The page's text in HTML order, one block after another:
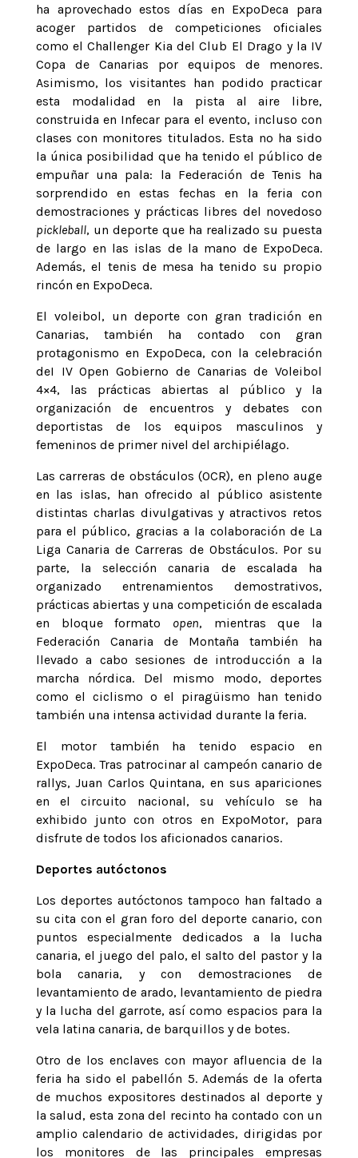
ha aprovechado estos días en ExpoDeca para
acoger partidos de competiciones oficiales
como el Challenger Kia del Club El Drago y la IV
Copa de Canarias por equipos de menores.
Asimismo, los visitantes han podido practicar
esta modalidad en la pista al aire libre,
construida en Infecar para el evento, incluso con
clases con monitores titulados. Esta no ha sido
la única posibilidad que ha tenido el público de
empuñar una pala: la Federación de Tenis ha
sorprendido en estas fechas en la feria con
demostraciones y prácticas libres del novedoso
pickleball, un deporte que ha realizado su puesta
de largo en las islas de la mano de ExpoDeca.
Además, el tenis de mesa ha tenido su propio
rincón en ExpoDeca.
El voleibol, un deporte con gran tradición en
Canarias, también ha contado con gran
protagonismo en ExpoDeca, con la celebración
deI IV Open Gobierno de Canarias de Voleibol
4×4, las prácticas abiertas al público y la
organización de encuentros y debates con
deportistas de los equipos masculinos y
femeninos de primer nivel del archipiélago.
Las carreras de obstáculos (OCR), en pleno auge
en las islas, han ofrecido al público asistente
distintas charlas divulgativas y atractivos retos
para el público, gracias a la colaboración de La
Liga Canaria de Carreras de Obstáculos. Por su
parte, la selección canaria de escalada ha
organizado entrenamientos demostrativos,
prácticas abiertas y una competición de escalada
en bloque formato open, mientras que la
Federación Canaria de Montaña también ha
llevado a cabo sesiones de introducción a la
marcha nórdica. Del mismo modo, deportes
como el ciclismo o el piragüismo han tenido
también una intensa actividad durante la feria.
El motor también ha tenido espacio en
ExpoDeca. Tras patrocinar al campeón canario de
rallys, Juan Carlos Quintana, en sus apariciones
en el circuito nacional, su vehículo se ha
exhibido junto con otros en ExpoMotor, para
disfrute de todos los aficionados canarios.
Deportes autóctonos
Los deportes autóctonos tampoco han faltado a
su cita con el gran foro del deporte canario, con
puntos especialmente dedicados a la lucha
canaria, el juego del palo, el salto del pastor y la
bola canaria, y con demostraciones de
levantamiento de arado, levantamiento de piedra
y la lucha del garrote, así como espacios para la
vela latina canaria, de barquillos y de botes.
Otro de los enclaves con mayor afluencia de la
feria ha sido el pabellón 5. Además de la oferta
de muchos expositores destinados al deporte y
la salud, esta zona del recinto ha contado con un
amplio calendario de actividades, dirigidas por
los monitores de las principales empresas